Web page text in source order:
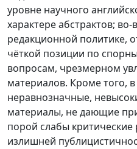
уровне научного
характере абстрактов;
редакционной политике,
чёткой позиции по
вопросам, чрезмерном
материалов. Кроме того,
неравнозначные,
материалы, не дающие
порой слабы
излишней